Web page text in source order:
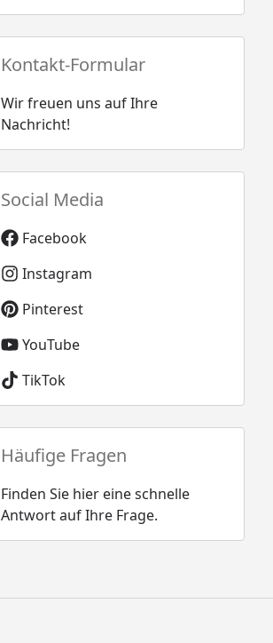
Kontakt-Formular
Wir freuen uns auf Ihre
Nachricht!
Social Media
Facebook
Instagram
Pinterest
YouTube
TikTok
Häufige Fragen
Finden Sie hier eine schnelle
Antwort auf Ihre Frage.